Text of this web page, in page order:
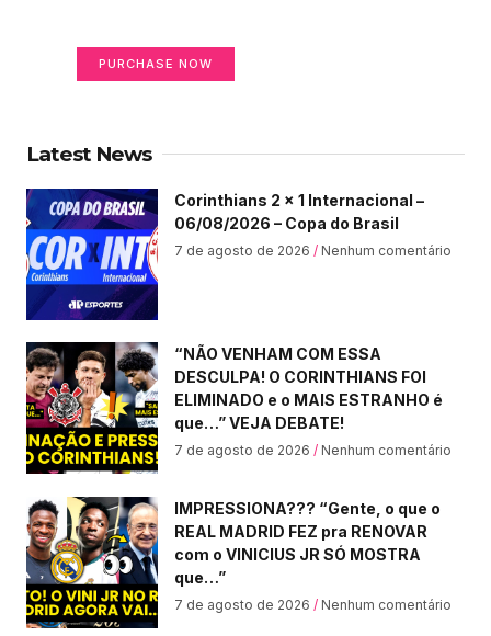
PURCHASE NOW
Latest News
Corinthians 2 x 1 Internacional –
06/08/2026 – Copa do Brasil
7 de agosto de 2026 Nenhum comentário
“NÃO VENHAM COM ESSA
DESCULPA! O CORINTHIANS FOI
ELIMINADO e o MAIS ESTRANHO é
que…” VEJA DEBATE!
7 de agosto de 2026 Nenhum comentário
IMPRESSIONA??? “Gente, o que o
REAL MADRID FEZ pra RENOVAR
com o VINICIUS JR SÓ MOSTRA
que…”
7 de agosto de 2026 Nenhum comentário